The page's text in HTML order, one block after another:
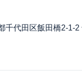
千代田区飯田橋2-1-